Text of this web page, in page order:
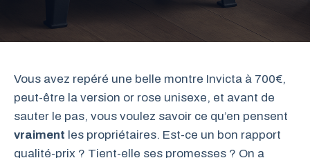
Vous avez repéré une belle montre Invicta à 700€,
peut-être la version or rose unisexe, et avant de
sauter le pas, vous voulez savoir ce qu’en pensent
vraiment les propriétaires. Est-ce un bon rapport
qualité-prix ? Tient-elle ses promesses ? On a